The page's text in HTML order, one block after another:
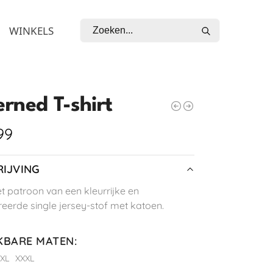
WINKELS
T-shirt
patroon van een kleurrijke en
single jersey-stof met katoen.
MATEN:
XXXL